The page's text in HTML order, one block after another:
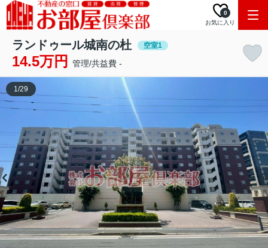
お気に入り
0
ランドゥール城南の杜 空室1
14.5万円 管理/共益費 -
1/29